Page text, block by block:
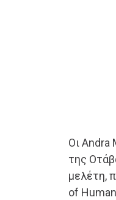
Οι Andra
της
μελέτη,
of